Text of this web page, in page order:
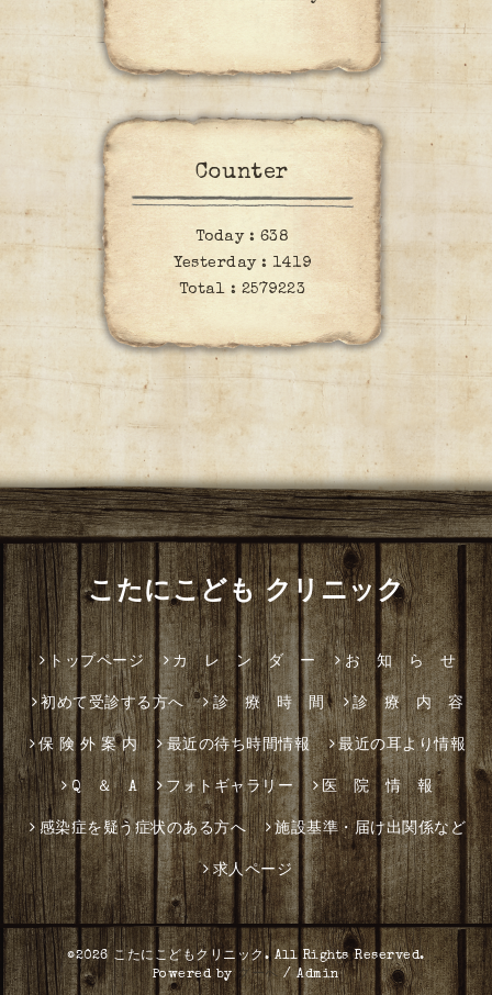
Counter
Today : 638
Yesterday : 1419
Total : 2579223
こたにこども クリニック
トップページ カ レ ン ダ ー お 知 ら せ
初めて受診する方へ 診 療 時 間 診 療 内 容
保 険 外 案 内 最近の待ち時間情報 最近の耳より情報
Q ＆ A フォトギャラリー 医 院 情 報
感染症を疑う症状のある方へ 施設基準・届け出関係など
求人ページ
©2026こたにこどもクリニック . All Rights Reserved.
Powered by グーペ /Admin